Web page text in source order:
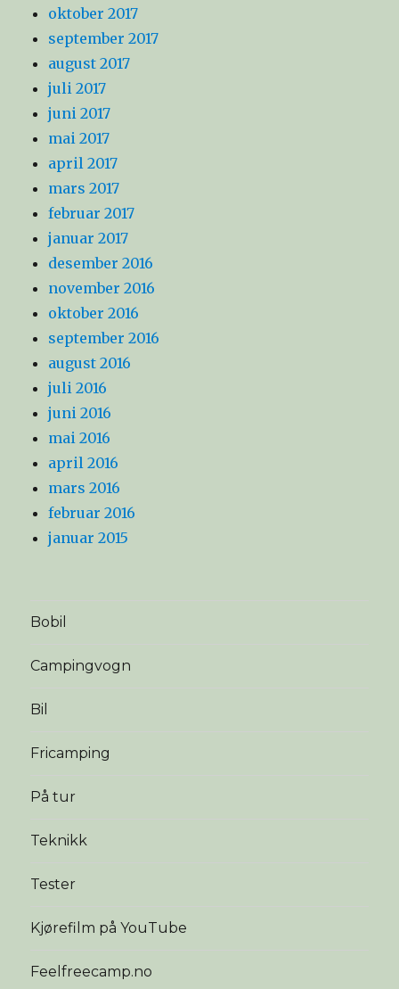
oktober 2017
september 2017
august 2017
juli 2017
juni 2017
mai 2017
april 2017
mars 2017
februar 2017
januar 2017
desember 2016
november 2016
oktober 2016
september 2016
august 2016
juli 2016
juni 2016
mai 2016
april 2016
mars 2016
februar 2016
januar 2015
Bobil
Campingvogn
Bil
Fricamping
På tur
Teknikk
Tester
Kjørefilm på YouTube
Feelfreecamp.no